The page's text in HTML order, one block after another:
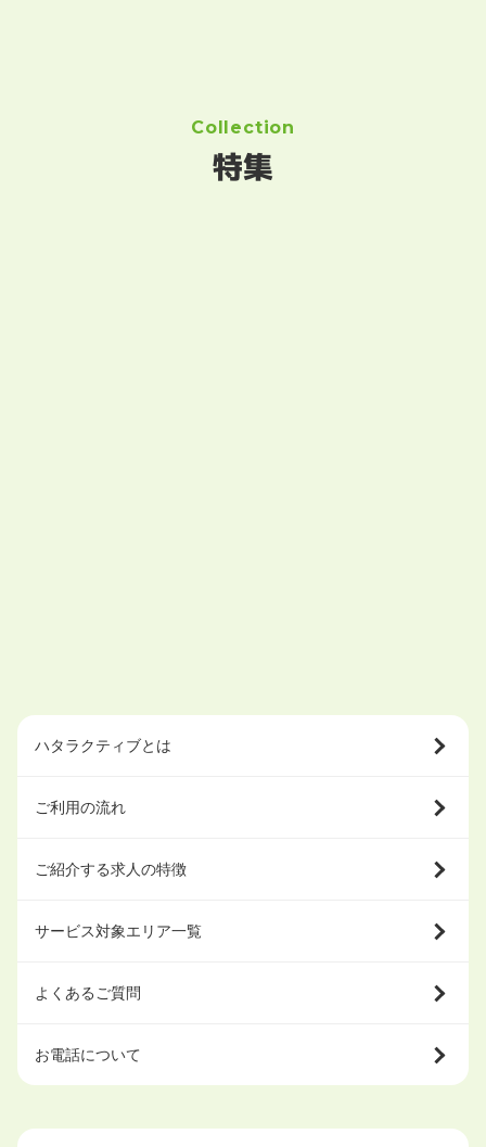
Collection
特集
ハタラクティブとは
ご利用の流れ
ご紹介する求人の特徴
サービス対象エリア一覧
よくあるご質問
お電話について